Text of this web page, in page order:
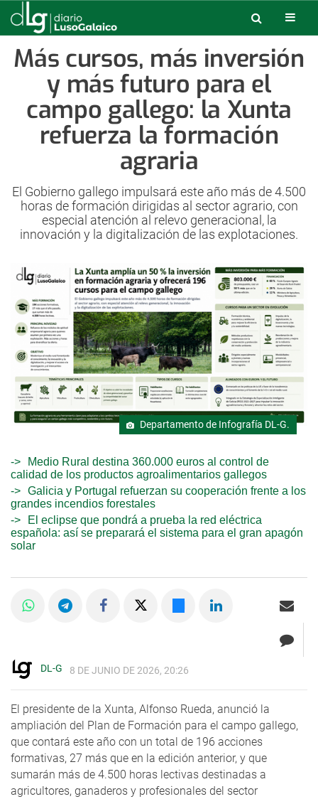
Más cursos, más inversión
y más futuro para el
campo gallego: la Xunta
refuerza la formación
agraria
El Gobierno gallego impulsará este año más de 4.500
horas de formación dirigidas al sector agrario, con
especial atención al relevo generacional, la
innovación y la digitalización de las explotaciones.
Departamento de Infografía DL-G.
Medio Rural destina 360.000 euros al control de
calidad de los productos agroalimentarios gallegos
Galicia y Portugal refuerzan su cooperación frente a los
grandes incendios forestales
El eclipse que pondrá a prueba la red eléctrica
española: así se preparará el sistema para el gran apagón
solar
DL-G 8 DE JUNIO DE 2026, 20:26
El presidente de la Xunta, Alfonso Rueda, anunció la
ampliación del Plan de Formación para el campo gallego,
que contará este año con un total de 196 acciones
formativas, 27 más que en la edición anterior, y que
sumarán más de 4.500 horas lectivas destinadas a
agricultores, ganaderos y profesionales del sector